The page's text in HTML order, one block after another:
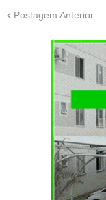
Postagem Anterior